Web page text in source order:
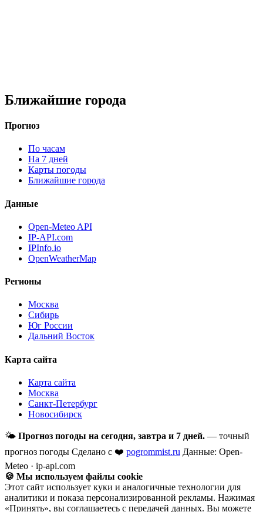
Ближайшие города
Прогноз
По часам
На 7 дней
Карты погоды
Ближайшие города
Данные
Open-Meteo API
IP-API.com
IPInfo.io
OpenWeatherMap
Регионы
Москва
Сибирь
Юг России
Дальний Восток
Карта сайта
Карта сайта
Москва
Санкт-Петербург
Новосибирск
🌤 Прогноз погоды на сегодня, завтра и 7 дней. — точный
прогноз погоды Сделано с ❤️ pogrommist.ru Данные: Open-
Meteo · ip-api.com
🍪 Мы используем файлы cookie
Этот сайт использует куки и аналогичные технологии для
аналитики и показа персонализированной рекламы. Нажимая
«Принять», вы соглашаетесь с передачей данных. Вы можете